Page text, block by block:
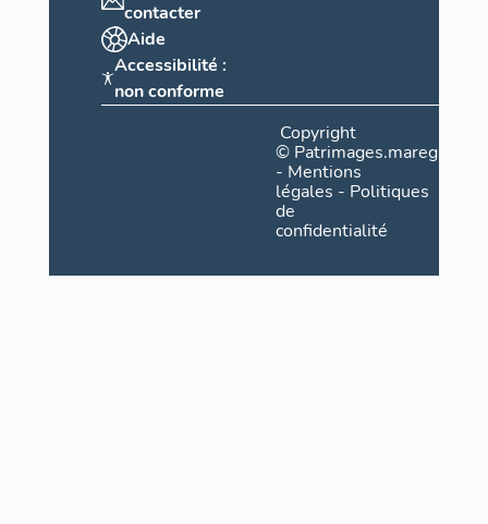
contacter
Aide
Accessibilité :
non conforme
Copyright
©
- Mentions
légales - Politiques
de
confidentialité